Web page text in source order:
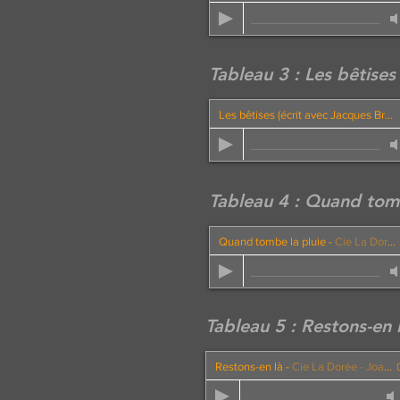
Tableau 3 : Les bêtises
Les bêtises (écrit avec Jacques Brenet)
Tableau 4 : Quand
Quand tombe la pluie - Cie La Dorée - Joan Ott et Francis Couty
Tableau 5 : Restons-en
Restons-en là - Cie La Dorée - Joan Ott et Francis Couty